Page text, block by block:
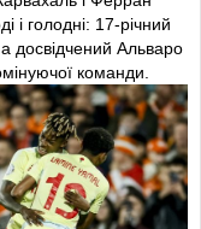
Ленгле, Т. Ернандес
Дуе — Мбаппе.
Баде, Гендузі,
Баркола, Л.
Матч
і голодні: 17-річний
досвідчений Альваро
команди.